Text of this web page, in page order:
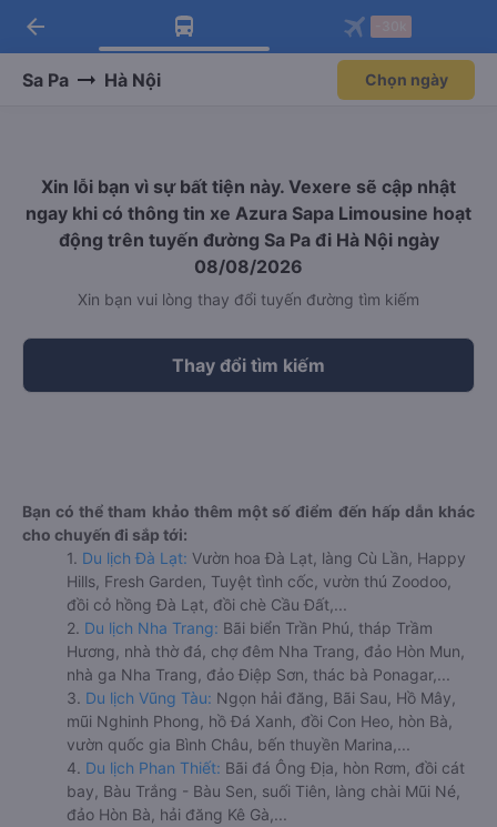
Tải app Vexere ngay!
Nhận ưu đãi thành viên độc
Mở app
Tải app Vexere
-30k/ghế khi đặt vé máy bay qua
Mở app
arrow_back
Sa Pa Hà Nội Chọn ngày
Xin lỗi bạn vì sự bất tiện này. Vexere sẽ cập nhật
ngay khi có thông tin xe Azura Sapa Limousine hoạt
động trên tuyến đường Sa Pa đi Hà Nội ngày
08/08/2026
Xin bạn vui lòng thay đổi tuyến đường tìm kiếm
Thay đổi tìm kiếm
Bạn có thể tham khảo thêm một số điểm đến hấp dẫn khác
cho chuyến đi sắp tới:
1. Du lịch Đà Lạt: Vườn hoa Đà Lạt, làng Cù Lần, Happy
Hills, Fresh Garden, Tuyệt tình cốc, vườn thú Zoodoo,
đồi cỏ hồng Đà Lạt, đồi chè Cầu Đất,...
2. Du lịch Nha Trang: Bãi biển Trần Phú, tháp Trầm
Hương, nhà thờ đá, chợ đêm Nha Trang, đảo Hòn Mun,
nhà ga Nha Trang, đảo Điệp Sơn, thác bà Ponagar,...
3. Du lịch Vũng Tàu: Ngọn hải đăng, Bãi Sau, Hồ Mây,
mũi Nghinh Phong, hồ Đá Xanh, đồi Con Heo, hòn Bà,
vườn quốc gia Bình Châu, bến thuyền Marina,...
4. Du lịch Phan Thiết: Bãi đá Ông Địa, hòn Rơm, đồi cát
bay, Bàu Trắng - Bàu Sen, suối Tiên, làng chài Mũi Né,
đảo Hòn Bà, hải đăng Kê Gà,...